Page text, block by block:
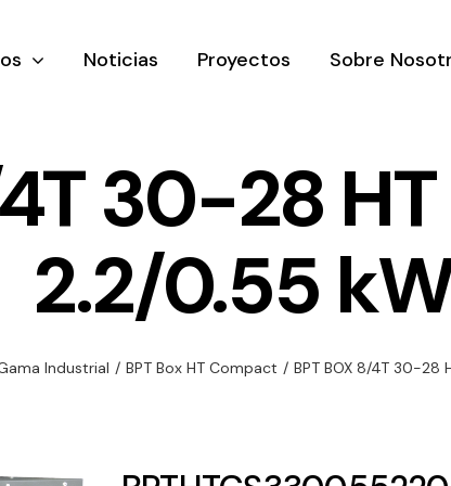
y
gama
Ventilación
Amplia gama de
equipos de
Solar
Noticias Proyectos Sobre
30-28 HT
2.2/0.55
Industrial / BPT Box HT Compact / BPT BOX 8/4T 30-28